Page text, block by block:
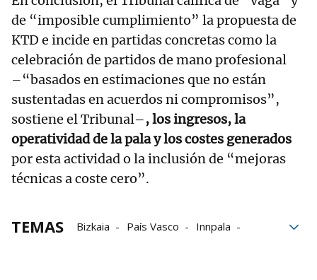
de “imposible cumplimiento” la propuesta de
KTD e incide en partidas concretas como la
celebración de partidos de mano profesional
–“basados en estimaciones que no están
sustentadas en acuerdos ni compromisos”,
sostiene el Tribunal–, los ingresos, la
operatividad de la pala y los costes generados
por esta actividad o la inclusión de “mejoras
técnicas a coste cero”.
TEMAS Bizkaia País Vasco
Innpala